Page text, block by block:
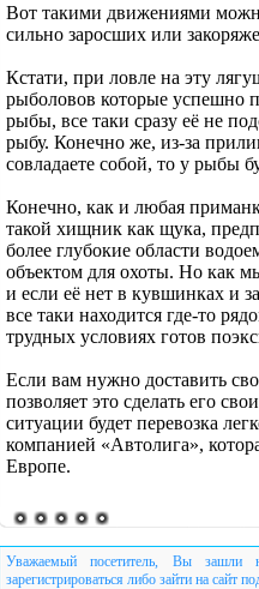
Вот такими движениями
сильно заросших или
Кстати, при ловле на эту
рыболовов которые успешно
рыбы, все таки сразу её не
рыбу. Конечно же, из-за
совладаете собой, то у рыбы
Конечно, как и любая
такой хищник как щука,
более глубокие области
объектом для охоты. Но как
и если её нет в кувшинках и
все таки находится где-то
трудных условиях готов
Если вам нужно доставить
позволяет это сделать его
ситуации будет перевозка
компанией «Автолига»,
Европе.
Уважаемый посетитель, Вы зашли
зарегистрироваться либо зайти на сайт